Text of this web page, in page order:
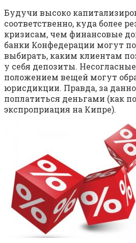
Будучи высоко
соответственно, куда более
кризисам, чем финансовые
банки Конфедерации могут
выбирать, каким клиентам
у себя депозиты.
положением вещей могут
юрисдикции. Правда, за
поплатиться деньгами (как
экспроприация на Кипре).